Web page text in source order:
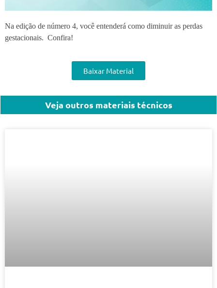
Na edição de número 4, você entenderá como diminuir as perdas
gestacionais. Confira!
Baixar Material
Veja outros materiais técnicos